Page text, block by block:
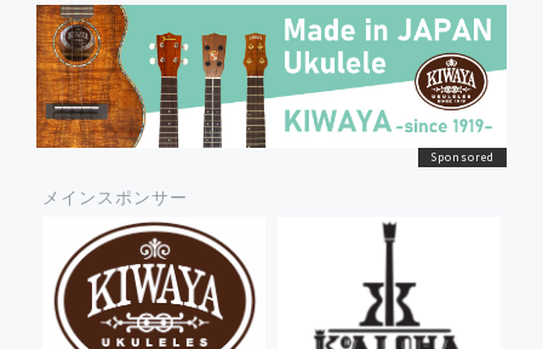
メインスポンサー